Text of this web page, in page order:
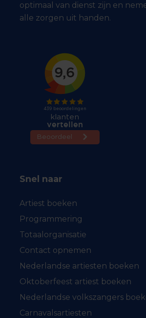
optimaal van dienst zijn en
alle zorgen uit handen.
Snel naar
Artiest boeken
Programmering
Totaalorganisatie
Contact opnemen
Nederlandse artiesten boeken
Oktoberfeest artiest boeken
Nederlandse volkszangers
Carnavalsartiesten